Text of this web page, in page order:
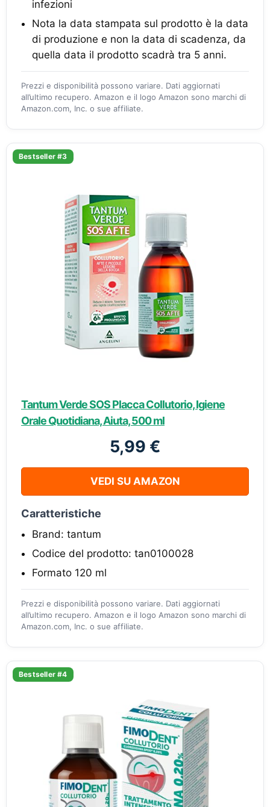
infezioni
Nota la data stampata sul prodotto è la data
di produzione e non la data di scadenza, da
quella data il prodotto scadrà tra 5 anni.
Prezzi e disponibilità possono variare. Dati aggiornati
all’ultimo recupero. Amazon e il logo Amazon sono marchi di
Amazon.com, Inc. o sue affiliate.
Bestseller #3
Tantum Verde SOS Placca Collutorio, Igiene
Orale Quotidiana, Aiuta, 500 ml
5,99 €
VEDI SU AMAZON
Caratteristiche
Brand: tantum
Codice del prodotto: tan0100028
Formato 120 ml
Prezzi e disponibilità possono variare. Dati aggiornati
all’ultimo recupero. Amazon e il logo Amazon sono marchi di
Amazon.com, Inc. o sue affiliate.
Bestseller #4